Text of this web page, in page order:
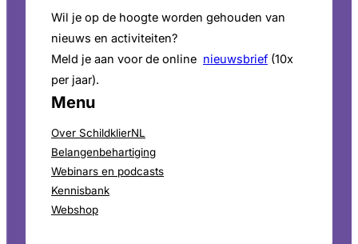
Wil je op de hoogte worden gehouden van
nieuws en activiteiten?
Meld je aan voor de online nieuwsbrief (10x
per jaar).
Menu
Over SchildklierNL
Belangenbehartiging
Webinars en podcasts
Kennisbank
Webshop